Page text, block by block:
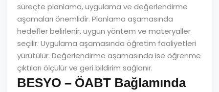
süreçte planlama, uygulama ve değerlendirme
aşamaları önemlidir. Planlama aşamasında
hedefler belirlenir, uygun yöntem ve materyaller
seçilir. Uygulama aşamasında öğretim faaliyetleri
yürütülür. Değerlendirme aşamasında ise öğrenme
çıktıları ölçülür ve geri bildirim sağlanır.
BESYO – ÖABT Bağlamında